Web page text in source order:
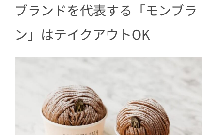
ブランドを代表する「モンブラ
ン」はテイクアウトOK